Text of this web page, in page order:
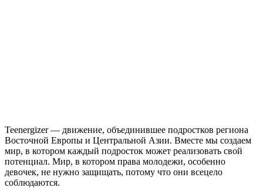
Teenergizer — движение, объединившее подростков региона
Восточной Европы и Центральной Азии. Вместе мы создаем
мир, в котором каждый подросток может реализовать свой
потенциал. Мир, в котором права молодежи, особенно
девочек, не нужно защищать, потому что они всецело
соблюдаются.